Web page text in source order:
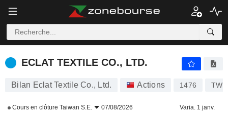
ECLAT TEXTILE CO., LTD.
ECLAT TEXTILE CO., LTD.
Bilan Eclat Textile Co., Ltd. Actions 1476
Cours en clôture Taiwan S.E. 07/08/2026 Varia. 1 janv.